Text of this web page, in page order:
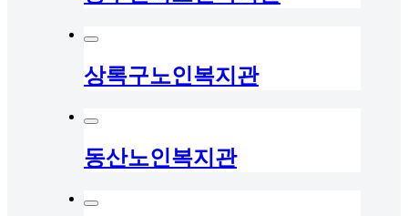
상록구노인복지관
동산노인복지관